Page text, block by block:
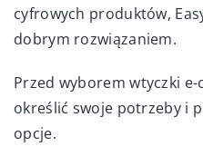
cyfrowych produktów,
dobrym rozwiązaniem.
Przed wyborem wtyczki
określić swoje potrzeby i
opcje.